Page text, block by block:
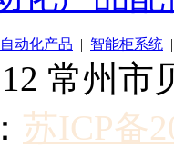
自动化产品 | 智能柜系统
常州
苏ICP备